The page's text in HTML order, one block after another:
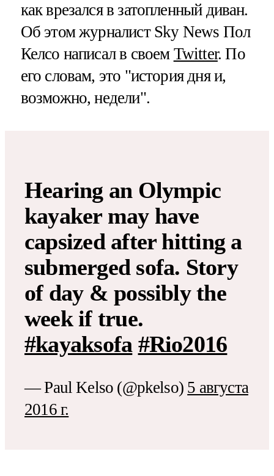
как врезался в затопленный диван.
Об этом журналист Sky News Пол
Келсо написал в своем Twitter. По
его словам, это "история дня и,
возможно, недели".
Hearing an Olympic
kayaker may have
capsized after hitting a
submerged sofa. Story
of day & possibly the
week if true.
#kayaksofa #Rio2016
— Paul Kelso (@pkelso) 5 августа
2016 г.